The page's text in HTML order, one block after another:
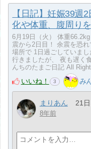
【日記】妊娠39週
化や体重、腹周りを
6月19日（火） 体重
震から2日目！ 余震を恐
場所で 1日過ごしていま
行きましたが、 夜も遅く
んちのたまご日記 All
いいね！ 3 み
まりあん 21
8年前